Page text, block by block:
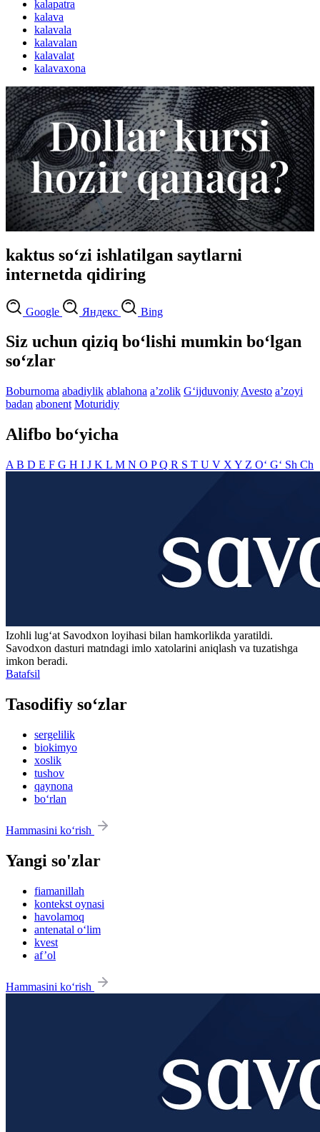
kalapatra
kalava
kalavala
kalavalan
kalavalat
kalavaxona
kaktus so‘zi ishlatilgan saytlarni
internetda qidiring
Google Яндекс Bing
Siz uchun qiziq bo‘lishi mumkin bo‘lgan
so‘zlar
Boburnoma abadiylik ablahona aʼzolik G‘ijduvoniy Avesto aʼzoyi
badan abonent Moturidiy
Alifbo bo‘yicha
A B D E F G H I J K L M N O PQ R S T U V X Y Z O‘ G‘ Sh Ch
Izohli lugʻat Savodxon loyihasi bilan hamkorlikda yaratildi.
Savodxon dasturi matndagi imlo xatolarini aniqlash va tuzatishga
imkon beradi.
Batafsil
Tasodifiy so‘zlar
sergelilik
biokimyo
xoslik
tushov
qaynona
bo‘rlan
Hammasini ko‘rish
Yangi so'zlar
fiamanillah
kontekst oynasi
havolamoq
antenatal o‘lim
kvest
af’ol
Hammasini ko‘rish